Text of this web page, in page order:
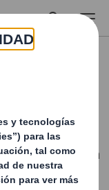
de packaging. En
continuamos